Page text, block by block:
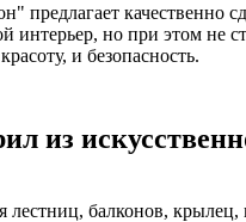
предлагает качественно
интерьер, но при этом не
и безопасность.
из
лестниц, балконов,